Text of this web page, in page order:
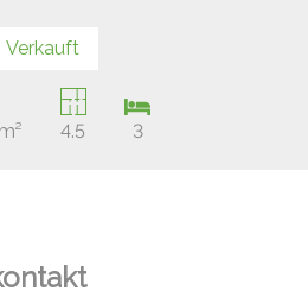
Verkauft
4.5 3